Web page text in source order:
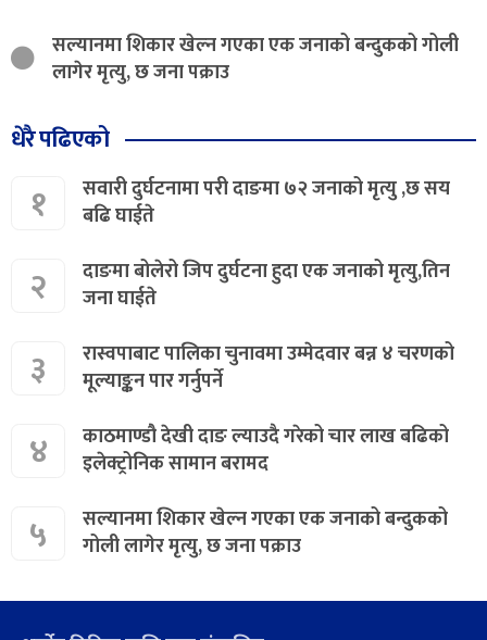
सल्यानमा शिकार खेल्न गएका एक जनाको बन्दुकको गोली
लागेर मृत्यु, छ जना पक्राउ
धेरै पढिएको
१
सवारी दुर्घटनामा परी दाङमा ७२ जनाको मृत्यु ,छ सय
बढि घाईते
२
दाङमा बोलेरो जिप दुर्घटना हुदा एक जनाको मृत्यु,तिन
जना घाईते
३
रास्वपाबाट पालिका चुनावमा उम्मेदवार बन्न ४ चरणको
मूल्याङ्कन पार गर्नुपर्ने
४
काठमाण्डौ देखी दाङ ल्याउदै गरेको चार लाख बढिको
इलेक्ट्रोनिक सामान बरामद
५
सल्यानमा शिकार खेल्न गएका एक जनाको बन्दुकको
गोली लागेर मृत्यु, छ जना पक्राउ